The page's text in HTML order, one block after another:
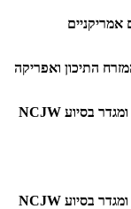
אמריקניים
התיכון ואפריקה
בסיוע NCJW
בסיוע NCJW